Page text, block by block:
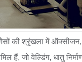
की श्रृंखला में ऑक्सीजन,
हैं, जो वेल्डिंग, धातु